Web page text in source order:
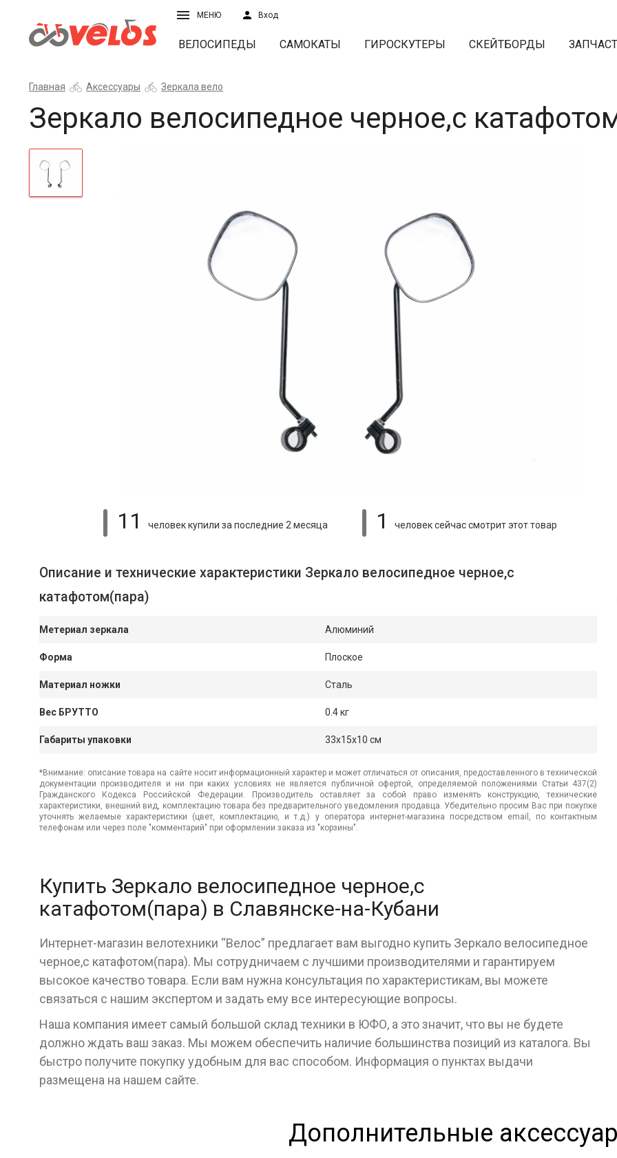
МЕНЮ Вход
ВЕЛОСИПЕДЫ САМОКАТЫ ГИРОСКУТЕРЫ СКЕЙТБОРДЫ
Главная Аксессуары Зеркала вело
Зеркало велосипедное черное,с
11 человек купили за последние 2 месяца 1 человек сейчас смотритэтот товар
Описание и технические характеристики Зеркало велосипедное черное,с
катафотом(пара)
Метериал зеркала Алюминий
Форма Плоское
Материал ножки Сталь
Вес БРУТТО 0.4 кг
Габариты упаковки 33x15x10 см
*Внимание: описание товара на сайте носит информационный характер и может отличаться от описания, предоставленного в технической
документации производителя и ни при каких условиях не является публичной офертой, определяемой положениями Статьи 437(2)
Гражданского Кодекса Российской Федерации. Производитель оставляет за собой право изменять конструкцию, технические
характеристики, внешний вид, комплектацию товара без предварительного уведомления продавца. Убедительно просим Вас при покупке
уточнять желаемые характеристики (цвет, комплектацию, и т.д.) у оператора интернет-магазина посредством email, по контактным
телефонам или через поле "комментарий" при оформлении заказа из "корзины".
Купить Зеркало велосипедное черное,с
катафотом(пара) в Славянске-на-Кубани
Интернет-магазин велотехники “Велос” предлагает вам выгодно купить Зеркало велосипедное
черное,с катафотом(пара). Мы сотрудничаем с лучшими производителями и гарантируем
высокое качество товара. Если вам нужна консультация по характеристикам, вы можете
связаться с нашим экспертом и задать ему все интересующие вопросы.
Наша компания имеет самый большой склад техники в ЮФО, а это значит, что вы не будете
должно ждать ваш заказ. Мы можем обеспечить наличие большинства позиций из каталога. Вы
быстро получите покупку удобным для вас способом. Информация о пунктах выдачи
размещена на нашем сайте.
Дополнительные